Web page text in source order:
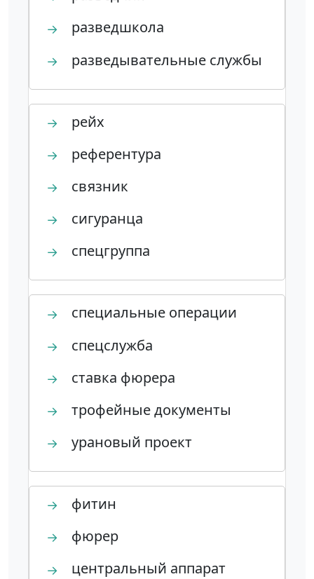
→ разведшкола
→ разведывательные службы
→ рейх
→ референтура
→ связник
→ сигуранца
→ спецгруппа
→ специальные операции
→ спецслужба
→ ставка фюрера
→ трофейные документы
→ урановый проект
→ фитин
→ фюрер
→ центральный аппарат